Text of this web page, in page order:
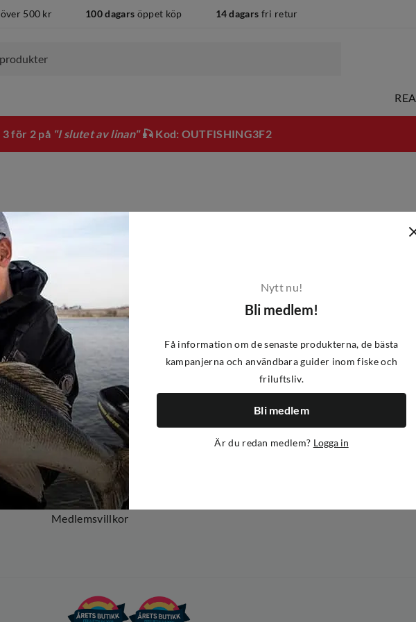
över 500 kr 100 dagars öppet köp 14 dagars fri retur
REA
3 för 2 på "I slutet av linan"🎣 Kod: OUTFISHING3F2
Om oss
Om Out Fishing
Operation Goksjø
Hållbarhet
Öppenhet
Kundklubb
Medlemsvillkor
Nytt nu!
Bli medlem!
Få information om de senaste produkterna, de bästa
kampanjerna och användbara guider inom fiske och
friluftsliv.
Bli medlem
Är du redan medlem? Logga in